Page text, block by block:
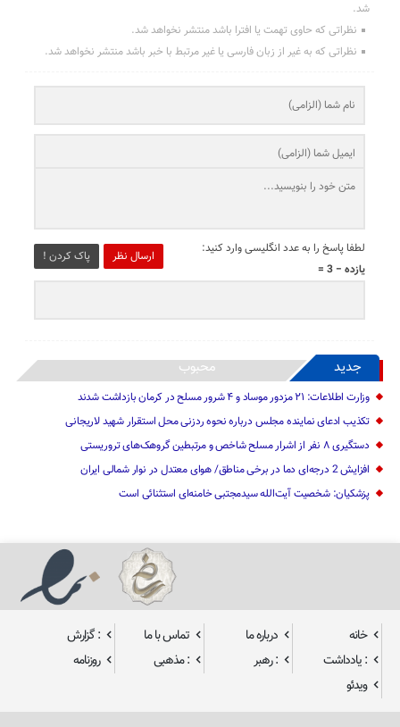
شد.
نظراتی که حاوی تهمت یا افترا باشد منتشر نخواهد شد.
نظراتی که به غیر از زبان فارسی یا غیر مرتبط با خبر باشد منتشر نخواهد شد.
ارسال نظر پاک کردن !
لطفا پاسخ را به عدد انگلیسی وارد کنید:
یازده − 3 =
جدید محبوب
وزارت اطلاعات: ۲۱ مزدور موساد و ۴ شرور مسلح در کرمان بازداشت شدند
تکذیب ادعای نماینده مجلس درباره نحوه ردزنی محل استقرار شهید لاریجانی
دستگیری ۸ نفر از اشرار مسلح شاخص و مرتبطین گروهک‌های تروریستی
افزایش 2 درجه‌ای دما در برخی مناطق/ هوای معتدل در نوار شمالی ایران
پزشکیان: شخصیت آیت‌الله سیدمجتبی خامنه‌ای استثنائی است
خانه درباره ما تماس با ما
: گزارش
: یادداشت
: رهبر : مذهبی
روزنامه
ویدئو